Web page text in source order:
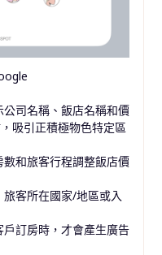
司名稱、飯店名稱和價
吸引正積極物色特定區
和旅客行程調整飯店價
客所在國家/地區或入
訂房時，才會產生廣告